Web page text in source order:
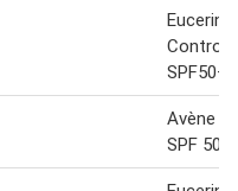
Eucerin
Control
SPF50+
Avène
SPF 50